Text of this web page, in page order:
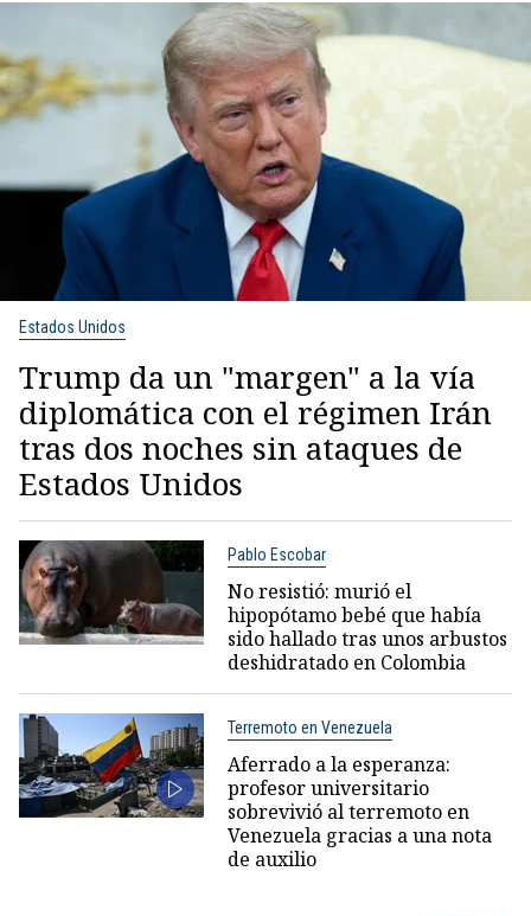
Estados Unidos
Trump da un "margen" a la vía
diplomática con el régimen Irán
tras dos noches sin ataques de
Estados Unidos
Pablo Escobar
No resistió: murió el
hipopótamo bebé que había
sido hallado tras unos arbustos
deshidratado en Colombia
Terremoto en Venezuela
Aferrado a la esperanza:
profesor universitario
sobrevivió al terremoto en
Venezuela gracias a una nota
de auxilio